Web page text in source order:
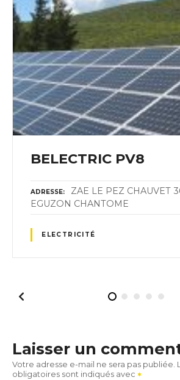
BELECTRIC PV8
ADRESSE
ZAE LE PEZ CHAUVET
EGUZON CHANTOME
ELECTRICITÉ
Laisser un
Votre adresse e-mail ne sera pas publiée.
obligatoires sont indiqués avec